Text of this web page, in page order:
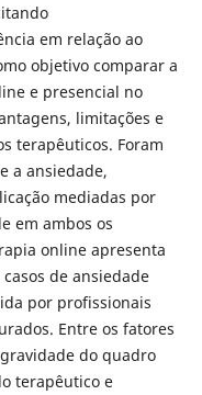
em relação ao
objetivo comparar a
e presencial no
limitações e
terapêuticos. Foram
a ansiedade,
mediadas por
em ambos os
online apresenta
de ansiedade
por profissionais
Entre os fatores
do quadro
terapêutico e